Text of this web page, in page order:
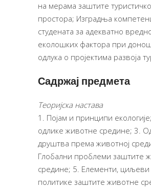
на мерама заштите
простора; Изградња
студената за адекватно
еколошких фактора при
одлука о пројектима развоја
Садржај предмета
Теоријска настава
1. Појам и принципи
одлике животне средине; 3.
друштва према животној
Глобални проблеми заштите
средине; 5. Елементи, циљеви
политике заштите животне